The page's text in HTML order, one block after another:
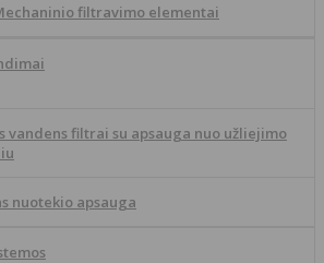
filtravimo elementai
vandens filtrai su apsauga nuo užliejimo
nuotekio apsauga